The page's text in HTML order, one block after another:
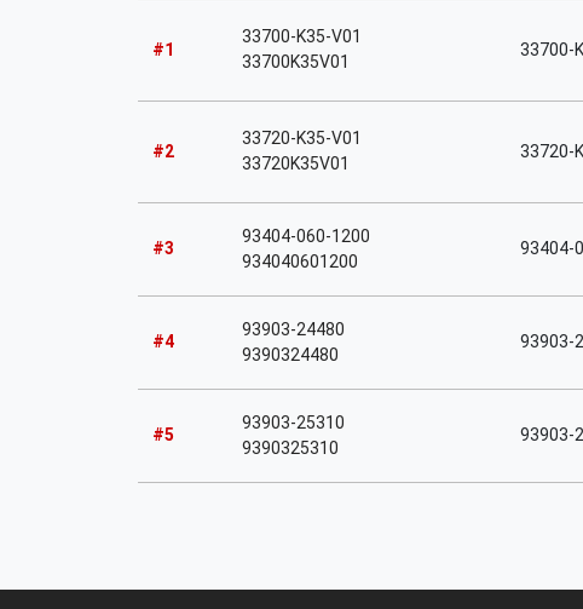
#1
33700-K35-V01
33700K35V01
33700-
#2
33720-K35-V01
33720K35V01
33720-
#3
93404-060-1200
934040601200
93404-
#4
93903-24480
9390324480
93903-
#5
93903-25310
9390325310
93903-